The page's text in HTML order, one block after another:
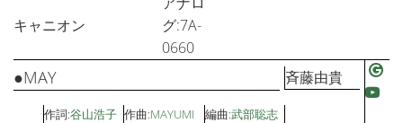
キャニオン
グ:7A-
0660
●MAY 斉藤由貴
作詞:谷山浩子 作曲:MAYUMI 編曲:武部聡志